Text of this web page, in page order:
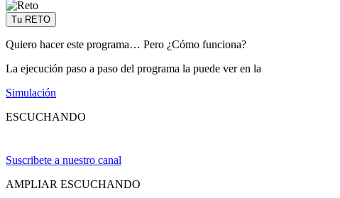
Tu RETO
Quiero hacer este programa… Pero ¿Cómo funciona?
La ejecución paso a paso del programa la puede ver en la
Simulación
ESCUCHANDO
Suscribete a nuestro canal
AMPLIAR ESCUCHANDO